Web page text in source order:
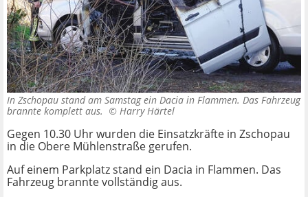
In Zschopau stand am Samstag ein Dacia in Flammen. Das Fahrzeug
brannte komplett aus. © Harry Härtel
Gegen 10.30 Uhr wurden die Einsatzkräfte in Zschopau
in die Obere Mühlenstraße gerufen.
Auf einem Parkplatz stand ein Dacia in Flammen. Das
Fahrzeug brannte vollständig aus.